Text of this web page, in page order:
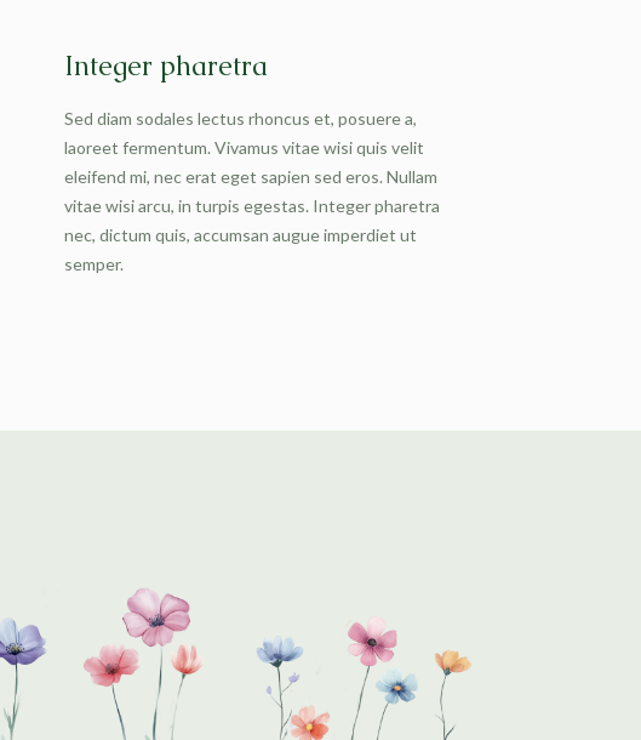
Integer pharetra
Sed diam sodales lectus rhoncus et, posuere a,
laoreet fermentum. Vivamus vitae wisi quis velit
eleifend mi, nec erat eget sapien sed eros. Nullam
vitae wisi arcu, in turpis egestas. Integer pharetra
nec, dictum quis, accumsan augue imperdiet ut
semper.